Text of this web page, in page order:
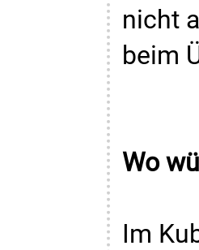
nicht
beim
Wo
Im